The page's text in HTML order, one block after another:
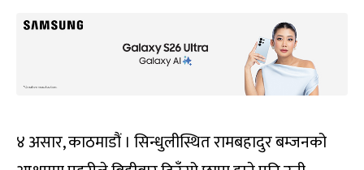
४ असार, काठमाडौं । सिन्धुलीस्थित रामबहादुर बम्जनको